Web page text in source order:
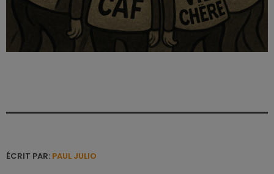
ÉCRIT PAR: PAUL JULIO